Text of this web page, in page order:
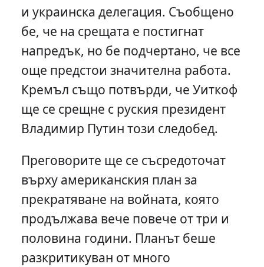
и украинска делегация. Съобщено
бе, че на срещата е постигнат
напредък, но бе подчертано, че все
още предстои значителна работа.
Кремъл също потвърди, че Уиткоф
ще се срещне с руския президент
Владимир Путин този следобед.
Преговорите ще се съсредоточат
върху американския план за
прекратяване на войната, която
продължава вече повече от три и
половина години. Планът беше
разкритикуван от много